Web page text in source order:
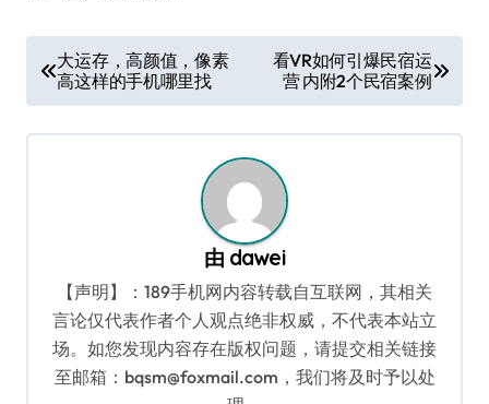
章
导
大运存，高颜值，像素
高这样的手机哪里找
看VR如何引爆民宿运
营 内附2个民宿案例
由 dawei
【声明】：189手机网内容转载自互联网，其相关
言论仅代表作者个人观点绝非权威，不代表本站立
场。如您发现内容存在版权问题，请提交相关链接
至邮箱：bqsm@foxmail.com，我们将及时予以处